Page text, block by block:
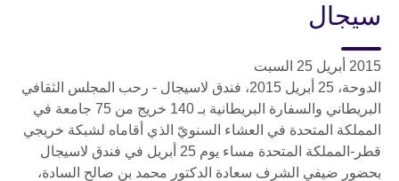
سيجال
2015 أبريل 25 السبت
الدوحة، 25 أبريل 2015، فندق لاسيجال - رحب المجلس الثقافي
البريطاني والسفارة البريطانية بـ 140 خريج من 75 جامعة في
المملكة المتحدة في العشاء السنويّ الذي أقاماه لشبكة خريجي
قطر-المملكة المتحدة مساء يوم 25 أبريل في فندق لاسيجال
بحضور ضيفي الشرف سعادة الدكتور محمد بن صالح السادة،